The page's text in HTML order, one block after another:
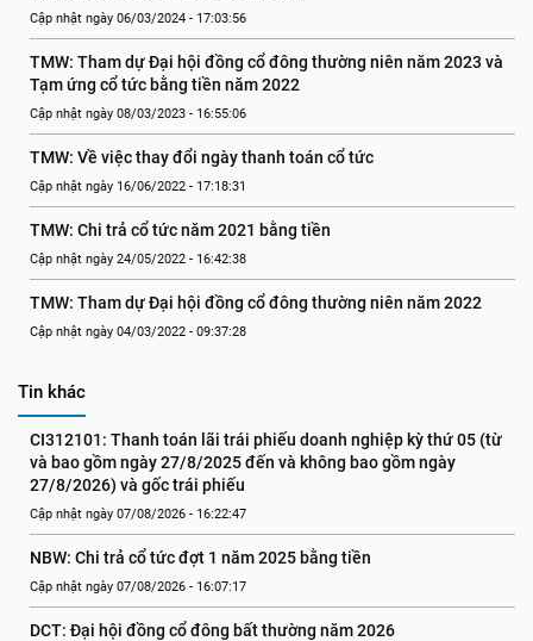
Cập nhật ngày 06/03/2024 - 17:03:56
TMW: Tham dự Đại hội đồng cổ đông thường niên năm 2023 và
Tạm ứng cổ tức bằng tiền năm 2022
Cập nhật ngày 08/03/2023 - 16:55:06
TMW: Về việc thay đổi ngày thanh toán cổ tức
Cập nhật ngày 16/06/2022 - 17:18:31
TMW: Chi trả cổ tức năm 2021 bằng tiền
Cập nhật ngày 24/05/2022 - 16:42:38
TMW: Tham dự Đại hội đồng cổ đông thường niên năm 2022
Cập nhật ngày 04/03/2022 - 09:37:28
Tin khác
CI312101: Thanh toán lãi trái phiếu doanh nghiệp kỳ thứ 05 (từ
và bao gồm ngày 27/8/2025 đến và không bao gồm ngày
27/8/2026) và gốc trái phiếu
Cập nhật ngày 07/08/2026 - 16:22:47
NBW: Chi trả cổ tức đợt 1 năm 2025 bằng tiền
Cập nhật ngày 07/08/2026 - 16:07:17
DCT: Đại hội đồng cổ đông bất thường năm 2026